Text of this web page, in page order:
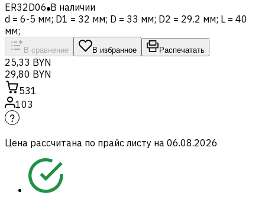
ER32D06 В наличии
d = 6-5 мм; D1 = 32 мм; D = 33 мм; D2 = 29.2 мм; L = 40
мм;
В сравнение В избранное Распечатать
25,33 BYN
29,80 BYN
531
103
Цена рассчитана по прайс листу на 06.08.2026